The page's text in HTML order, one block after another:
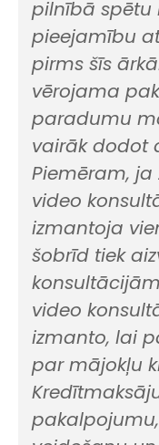
pilnībā spētu
pieejamību
pirms šīs
vērojama
paradumu
vairāk dodot
Piemēram, ja
video
izmantoja
šobrīd tiek
video
izmanto, lai
par mājokļu